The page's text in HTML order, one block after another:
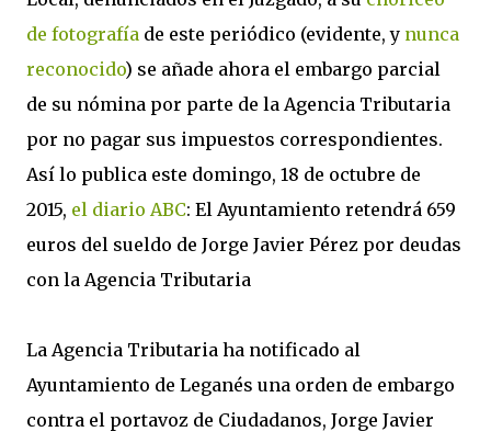
de fotografía de este periódico (evidente, y nunca
reconocido) se añade ahora el embargo parcial
de su nómina por parte de la Agencia Tributaria
por no pagar sus impuestos correspondientes.
Así lo publica este domingo, 18 de octubre de
2015, el diario ABC: El Ayuntamiento retendrá 659
euros del sueldo de Jorge Javier Pérez por deudas
con la Agencia Tributaria
La Agencia Tributaria ha notificado al
Ayuntamiento de Leganés una orden de embargo
contra el portavoz de Ciudadanos, Jorge Javier